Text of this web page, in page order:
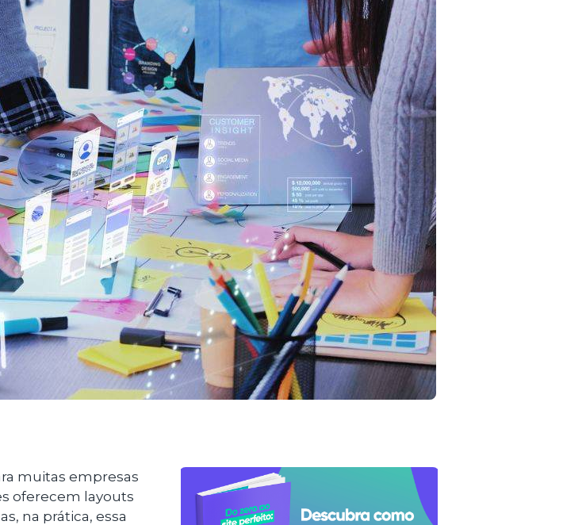
muitas empresas
oferecem layouts
na prática, essa